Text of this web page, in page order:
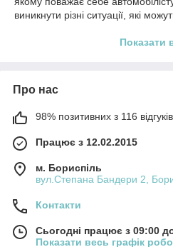
виникнути різні ситуації, які
підмогою для догляду за
універсального. Набори
не тільки автолюбителів, але і
станцій технічного
для авто від INTERTOOL
зручні кейси (виготовлені з
міцності), в яких буде зручно не
але й транспортувати їх, не
потрібні пристосування. Для
Набори за змістом можуть
одиниць. Завдяки такому
майстер зможе підібрати набір
Показати
Про нас
98% позитивних з 116
Працює з 12.02.2015
м. Бориспіль
вул.Степана Бандери 2,
Контакти
Сьогодні працює з 09:00
Показати весь графік